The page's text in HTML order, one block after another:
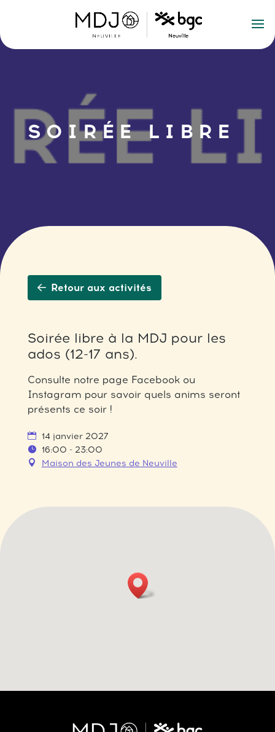
SOIRÉE LIBRE
Retour aux activités
Soirée libre à la MDJ pour les
ados (12-17 ans).
Consulte notre page Facebook ou
Instagram pour savoir quels anims seront
présents ce soir !
14 janvier 2027
16:00 - 23:00
Maison des Jeunes de Neuville